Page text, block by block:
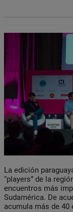
La edición
“players” de la
encuentros más
Sudamérica. De
acumula más de 40